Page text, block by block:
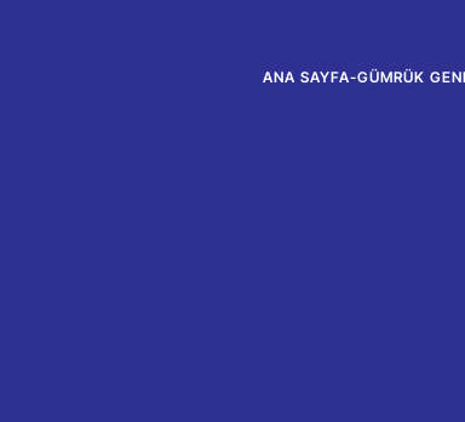
ANA SAYFA-GÜMRÜK